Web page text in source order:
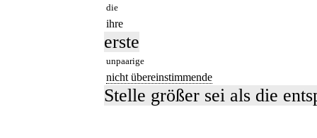
die
ihre
erste
unpaarige
nicht übereinstimmende
Stelle größer sei als die